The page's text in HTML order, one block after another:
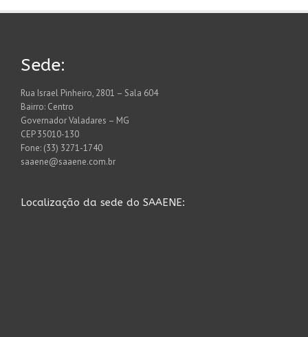
Sede:
Rua Israel Pinheiro, 2801 – Sala 604
Bairro: Centro
Governador Valadares – MG
CEP 35010-130
Fone: (33) 3271-1740
saaene@saaene.com.br
Localização da sede do SAAENE: